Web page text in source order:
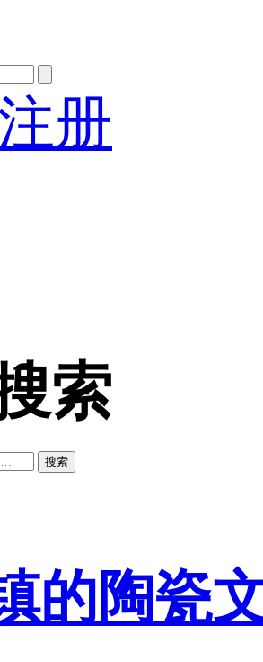
册
索
搜索
的陶瓷